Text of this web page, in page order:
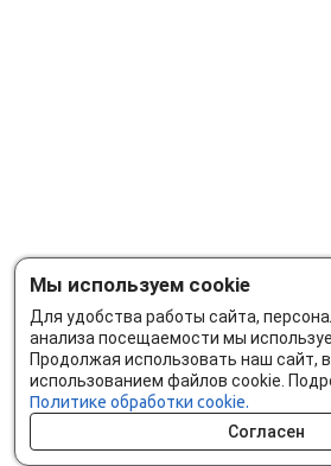
Мы используем cookie
Для удобства работы сайта,
анализа посещаемости мы
Продолжая использовать наш сайт,
использованием файлов cookie.
Политике обработки cookie.
Согласен